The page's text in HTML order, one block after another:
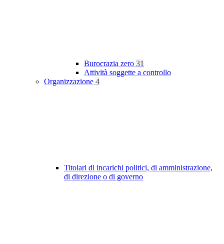
Burocrazia zero 31
Attività soggette a controllo
Organizzazione 4
Titolari di incarichi politici, di amministrazione,
di direzione o di governo